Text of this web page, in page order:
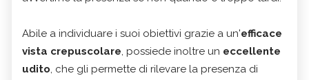
Abile a individuare i suoi obiettivi grazie a un'efficace
vista crepuscolare, possiede inoltre un eccellente
udito, che gli permette di rilevare la presenza di